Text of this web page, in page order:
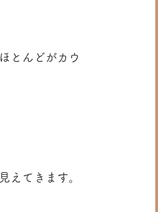
とんどがカウ
えてきます。